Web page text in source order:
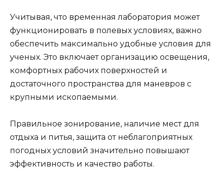
Учитывая, что временная лаборатория может
функционировать в полевых условиях, важно
обеспечить максимально удобные условия для
ученых. Это включает организацию освещения,
комфортных рабочих поверхностей и
достаточного пространства для маневров с
крупными ископаемыми.
Правильное зонирование, наличие мест для
отдыха и питья, защита от неблагоприятных
погодных условий значительно повышают
эффективность и качество работы.